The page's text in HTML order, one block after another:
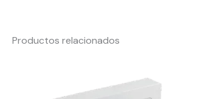
Productos relacionados